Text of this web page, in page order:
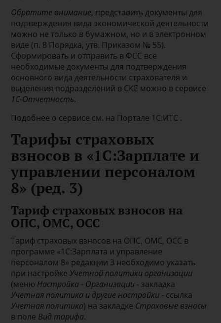
Обратите внимание, представить документы для
подтверждения вида экономической деятельности
можно не только в бумажном, но и в электронном
виде (п. 8 Порядка, утв. Приказом № 55).
Сформировать и отправить в ФСС все
необходимые документы для подтверждения
основного вида деятельности страхователя и
выделения подразделений в СКЕ можно в сервисе
1С-Отчетность.
Подобнее о сервисе см. на Портале 1С:ИТС .
Тарифы страховых
взносов в «1С:Зарплате и
управлении персоналом
8» (ред. 3)
Тариф страховых взносов на
ОПС, ОМС, ОСС
Тариф страховых взносов на ОПС, ОМС, ОСС в
программе «1С:Зарплата и управление
персоналом 8» редакции 3 необходимо указать
при настройкеУчетной политики организации
(меню Настройка - Организации - закладка
Учетная политика и другие настройки - ссылка
Учетная политика) на закладке Страховые взносы
в поле Вид тарифа.